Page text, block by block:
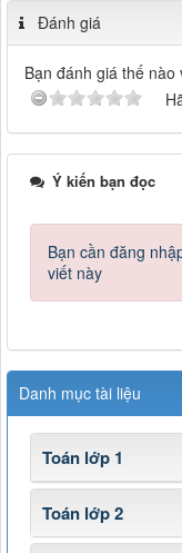
Đánh giá
Bạn đánh giá thế nào
Ý kiến bạn đọc
Bạn cần đăng
viết này
Danh mục tài liệu
Toán lớp 1
Toán lớp 2